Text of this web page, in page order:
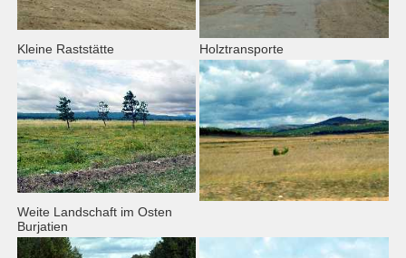
Kleine Raststätte Holztransporte
Weite Landschaft im Osten
Burjatien